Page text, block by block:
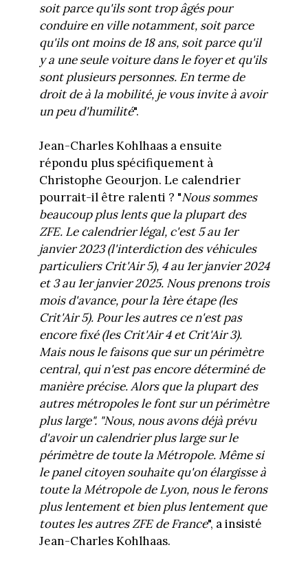
soit parce qu'ils sont trop âgés pour
conduire en ville notamment, soit parce
qu'ils ont moins de 18 ans, soit parce qu'il
y a une seule voiture dans le foyer et qu'ils
sont plusieurs personnes. En terme de
droit de à la mobilité, je vous invite à avoir
un peu d'humilité".
Jean-Charles Kohlhaas a ensuite
répondu plus spécifiquement à
Christophe Geourjon. Le calendrier
pourrait-il être ralenti ? "Nous sommes
beaucoup plus lents que la plupart des
ZFE. Le calendrier légal, c'est 5 au 1er
janvier 2023 (l'interdiction des véhicules
particuliers Crit'Air 5), 4 au 1er janvier 2024
et 3 au 1er janvier 2025. Nous prenons trois
mois d'avance, pour la 1ère étape (les
Crit'Air 5). Pour les autres ce n'est pas
encore fixé (les Crit'Air 4 et Crit'Air 3).
Mais nous le faisons que sur un périmètre
central, qui n'est pas encore déterminé de
manière précise. Alors que la plupart des
autres métropoles le font sur un périmètre
plus large". "Nous, nous avons déjà prévu
d'avoir un calendrier plus large sur le
périmètre de toute la Métropole. Même si
le panel citoyen souhaite qu'on élargisse à
toute la Métropole de Lyon, nous le ferons
plus lentement et bien plus lentement que
toutes les autres ZFE de France", a insisté
Jean-Charles Kohlhaas.